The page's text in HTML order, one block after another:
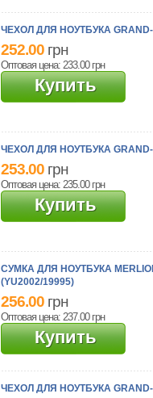
ЧЕХОЛ ДЛЯ НОУТБУКА GRAND-
252.00 грн
Оптовая цена: 233.00 грн
Купить
ЧЕХОЛ ДЛЯ НОУТБУКА GRAND-
253.00 грн
Оптовая цена: 235.00 грн
Купить
СУМКА ДЛЯ НОУТБУКА
(YU2002/19995)
256.00 грн
Оптовая цена: 237.00 грн
Купить
ЧЕХОЛ ДЛЯ НОУТБУКА GRAND-